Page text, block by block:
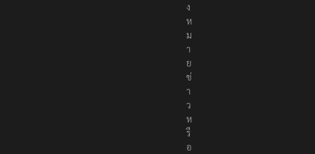
ง
ห
ม
า
ย
ข่
า
ว
ห
รื
อ